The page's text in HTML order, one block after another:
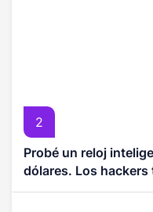
2
Probé un reloj
dólares. Los